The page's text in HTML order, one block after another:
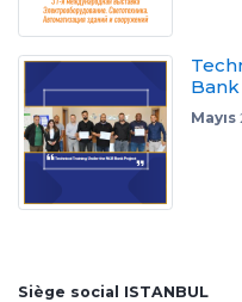
Mayıs
Siège social ISTANBUL